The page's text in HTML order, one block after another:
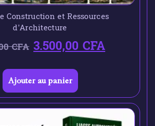
Construction et Ressources
d’Architecture
CFA 3.500,00CFA
Ajouter au panier